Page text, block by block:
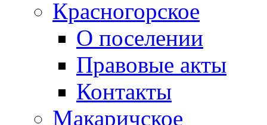
Красногорское
О поселении
Правовые акты
Контакты
Макаричское